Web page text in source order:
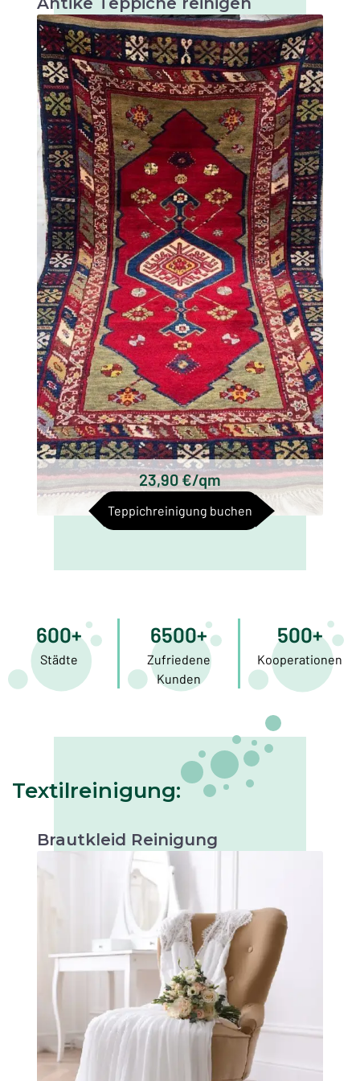
Antike Teppiche sind sehr wertvolle und
kunstvolle Textilien, die besonders sorgfältig
gereinigt werden müssen, um ihre Schönheit
und Langlebigkeit zu erhalten.
Es gibt viele verschiedene Arten von antiken
Teppichen, die sich hauptsächlich durch ihre
Herkunft, Technik und Design unterscheiden.
Einige der bekanntesten Arten von antiken
Teppichen sind:
23,90 €/qm
Teppichreinigung buchen
600+
Städte
6500+
Zufriedene
Kunden
500+
Kooperationen
Textilreinigung:
Brautkleid Reinigung
Schonende Reinigung, um die Schönheit Ihres
Brautkleids zu bewahren. Perfekt für
Erinnerungsstücke oder zukünftige Anlässe.